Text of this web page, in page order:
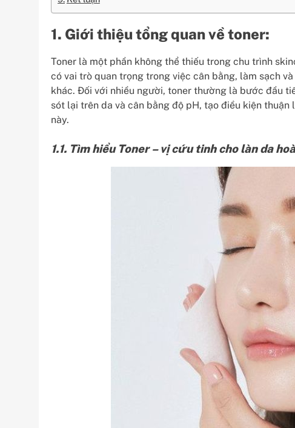
1. Giới thiệu tổng quan về toner:
Toner là một phần không thể thiếu trong chu trình
có vai trò quan trọng trong việc cân bằng, làm sạch
khác. Đối với nhiều người, toner thường là bước đầu
sót lại trên da và cân bằng độ pH, tạo điều kiện
này.
1.1. Tìm hiểu Toner – vị cứu tinh cho làn da